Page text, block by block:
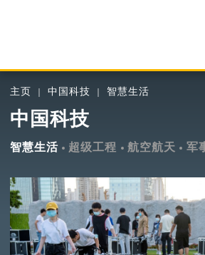
主页 中国科技 智慧生活
中国科技
智慧生活 超级工程 航空航天 军